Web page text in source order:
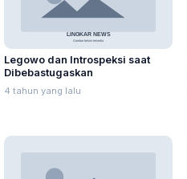
Legowo dan Introspeksi saat
Dibebastugaskan
4 tahun yang lalu